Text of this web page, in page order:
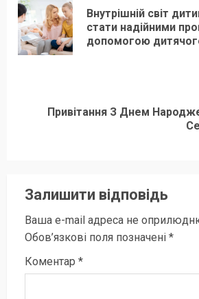
читанняВнутрішній світ
стати надійними
допомогою
Наступний
Привітання З Днем
Залишити відповідь
Ваша e-mail адреса не
Обов’язкові поля позначені *
Коментар *